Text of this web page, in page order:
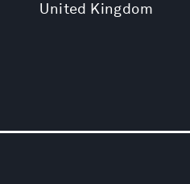
United Kingdom